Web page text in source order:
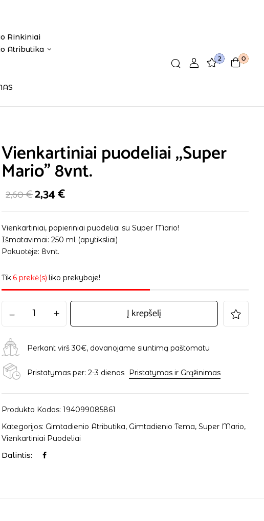
Rinkiniai
Atributika
2 0
Vienkartiniai puodeliai ,,Super
Mario” 8vnt.
2,60€2,34€
Vienkartiniai, popieriniai puodeliai su Super Mario!
Išmatavimai: 250 ml (apytiksliai)
Pakuotėje: 8vnt.
Tik 6 prekė(s) liko prekyboje!
Į krepšelį
Perkant virš 30€, dovanojame siuntimą paštomatu
Pristatymas per: 2-3 dienas Pristatymas ir Grąžinimas
Produkto Kodas:194099085861
Kategorijos: Gimtadienio Atributika, Gimtadienio Tema,Super Mario,
Vienkartiniai Puodeliai
Dalintis: